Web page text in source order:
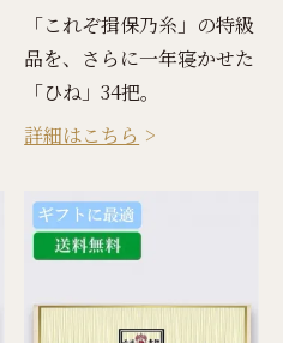
「これぞ揖保乃糸」の特級
品を、さらに一年寝かせた
「ひね」34把。
詳細はこちら